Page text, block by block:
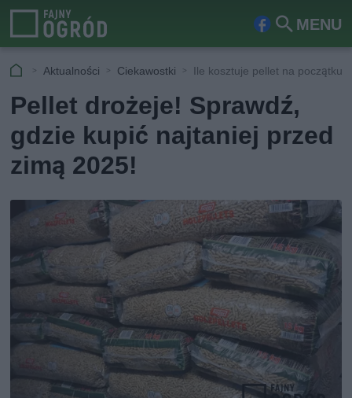
MENU
Fa
ook
Szu
Aktualności Ciekawostki Ile kosztuje pellet na początku
Pellet drożeje! Sprawdź,
gdzie kupić najtaniej przed
zimą 2025!